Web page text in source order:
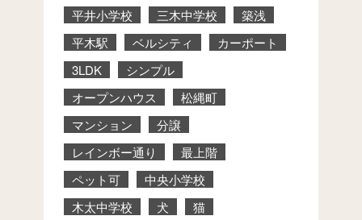
平井小学校
三木中学校
築浅
平木駅
ベルシティ
カーポート
3LDK
シンプル
オープンハウス
松縄町
マンション
分譲
レインボー通り
最上階
ペット可
中央小学校
木太中学校
犬
猫